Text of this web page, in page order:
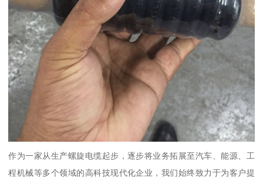
作为一家从生产螺旋电缆起步，逐步将业务拓展至汽车、能源、工
程机械等多个领域的高科技现代化企业，我们始终致力于为客户提